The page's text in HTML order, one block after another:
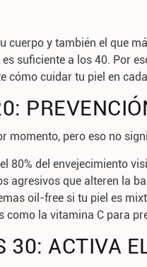
cuerpo y también el que
suficiente a los 40. Por
cómo cuidar tu piel en
momento, pero eso no
80% del envejecimiento
agresivos que alteren la
oil-free si tu piel es
como la vitamina C para
30: ACTIVA